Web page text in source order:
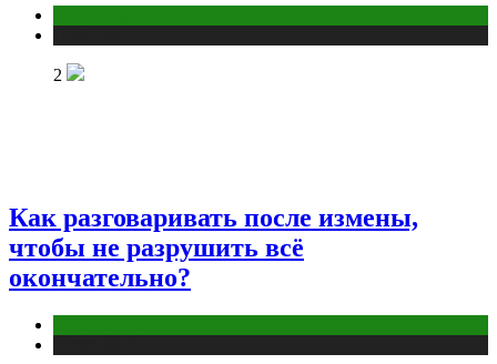
2
Как разговаривать после измены,
чтобы не разрушить всё
окончательно?